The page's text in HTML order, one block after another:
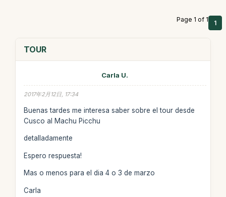
Page 1 of 1 1
TOUR
Carla U.
2017年2月12日, 17:34
Buenas tardes me interesa saber sobre el tour desde
Cusco al Machu Picchu
detalladamente
Espero respuesta!
Mas o menos para el dia 4 o 3 de marzo
Carla